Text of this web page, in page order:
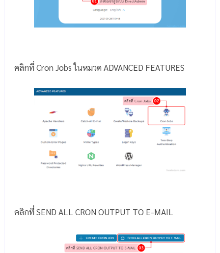
คลิกที่ Cron Jobs ในหมวด ADVANCED FEATURES
คลิกที่ SEND ALL CRON OUTPUT TO E-MAIL